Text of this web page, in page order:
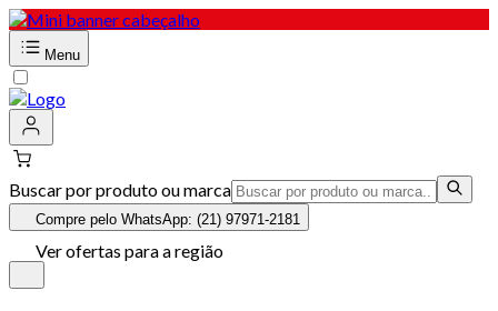
Menu
Buscar por produto ou marca
Compre pelo WhatsApp: (21) 97971-2181
Ver ofertas para a região